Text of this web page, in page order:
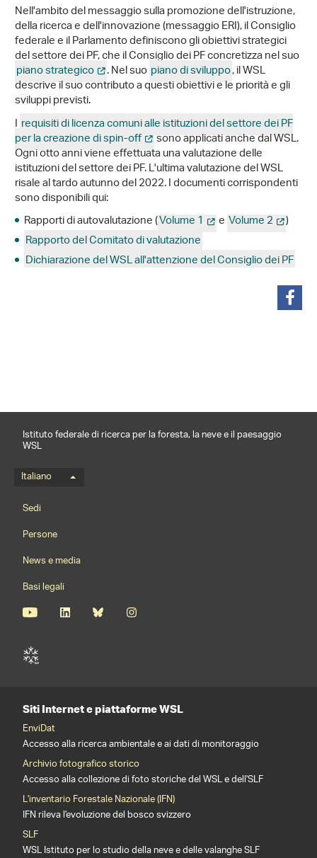
Nell'ambito del messaggio sulla promozione dell'istruzione,
della ricerca e dell'innovazione (messaggio ERI), il Consiglio
federale e il Parlamento definiscono gli obiettivi strategici
del settore dei PF, che il Consiglio dei PF concretizza nel suo
piano strategico . Nel suopiano di sviluppo, il WSL
descrive il suo contributo a questi obiettivi e le priorità e gli
sviluppi previsti.
I requisiti di licenza comuni alle istituzioni del settore dei PF
per la creazione di spin-off sono applicati anche dal WSL.
Ogni otto anni viene effettuata una valutazione delle
istituzioni del settore dei PF. L'ultima valutazione del WSL
risale al tardo autunno del 2022. I documenti corrispondenti
sono disponibili qui:
Rapporti di autovalutazione (Volume 1 eVolume 2
)
Rapporto del Comitato di valutazione
Dichiarazione del WSL all'attenzione del Consiglio dei PF
Istituto federale di ricerca per la foresta, la neve e il paesaggio
WSL
Menu della lingua
Italiano
Footernavigation
Sedi
Persone
News e media
Basi legali
Siti Internet e piattaforme WSL
EnviDat
Accesso alla ricerca ambientale e ai dati di monitoraggio
Archivio fotografico storico
Accesso alla collezione di foto storiche del WSL e dell'SLF
L'inventario Forestale Nazionale (IFN)
IFN rileva l'evoluzione del bosco svizzero
SLF
WSL Istituto per lo studio della neve e delle valanghe SLF